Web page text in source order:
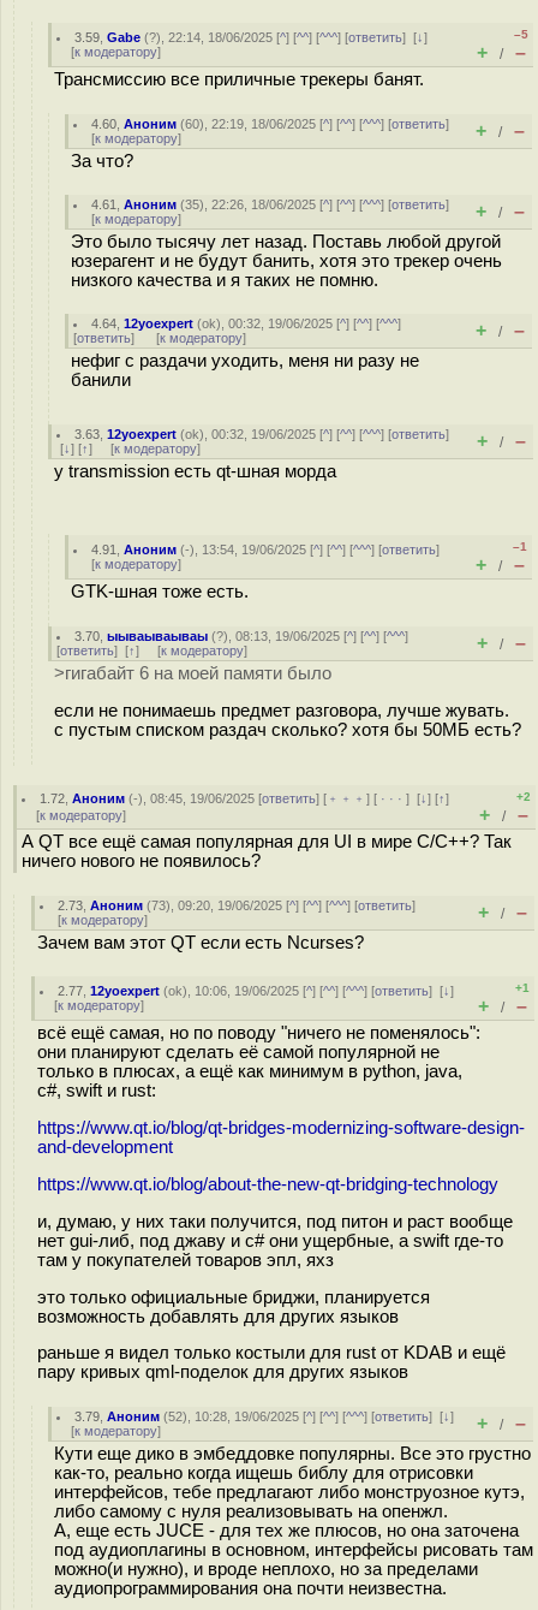
3.59 ,Gabe (?), 22:14, 18/06/2025 [^] [^^] [^^^] [ответить][↓]
[к модератору]
–5
+ / –
Трансмиссию все приличные трекеры банят.
4.60 ,Аноним (60), 22:19, 18/06/2025 [^] [^^] [^^^] [ответить]
[к модератору] + / –
За что?
4.61 ,Аноним (35), 22:26, 18/06/2025 [^] [^^] [^^^] [ответить]
[к модератору] + / –
Это было тысячу лет назад. Поставь любой другой
юзерагент и не будут банить, хотя это трекер очень
низкого качества и я таких не помню.
4.64 ,12yoexpert (ok), 00:32, 19/06/2025 [^] [^^] [^^^]
[ответить] [к модератору] + / –
нефиг с раздачи уходить, меня ни разу не
банили
3.63 ,12yoexpert (ok), 00:32, 19/06/2025 [^] [^^] [^^^] [ответить]
[↓] [↑] [к модератору] + / –
у transmission есть qt-шная морда
4.91 ,Аноним (-), 13:54, 19/06/2025 [^] [^^] [^^^] [ответить]
[к модератору]
–1
+ / –
GTK-шная тоже есть.
3.70 ,ыываываываы (?), 08:13, 19/06/2025 [^] [^^] [^^^]
[ответить] [↑] [к модератору] + / –
>гигабайт 6 на моей памяти было
если не понимаешь предмет разговора, лучше жувать.
с пустым списком раздач сколько? хотя бы 50МБ есть?
1.72 ,Аноним (-), 08:45, 19/06/2025 [ответить] [ ﹢﹢﹢] [ · · ·][↓] [↑]
[к модератору]
+2
+ / –
А QT все ещё самая популярная для UI в мире C/C++? Так
ничего нового не появилось?
2.73 ,Аноним (73), 09:20, 19/06/2025 [^] [^^] [^^^] [ответить]
[к модератору] + / –
Зачем вам этот QT если есть Ncurses?
2.77 ,12yoexpert (ok), 10:06, 19/06/2025 [^] [^^] [^^^] [ответить][↓]
[к модератору]
+1
+ / –
всё ещё самая, но по поводу "ничего не поменялось":
они планируют сделать её самой популярной не
только в плюсах, а ещё как минимум в python, java,
с#, swift и rust:
https://www.qt.io/blog/qt-bridges-modernizing-software-design-
and-development
https://www.qt.io/blog/about-the-new-qt-bridging-technology
и, думаю, у них таки получится, под питон и раст вообще
нет gui-либ, под джаву и c# они ущербные, а swift где-то
там у покупателей товаров эпл, яхз
это только официальные бриджи, планируется
возможность добавлять для других языков
раньше я видел только костыли для rust от KDAB и ещё
пару кривых qml-поделок для других языков
3.79 ,Аноним (52), 10:28, 19/06/2025 [^] [^^] [^^^] [ответить][↓]
[к модератору] + / –
Кути еще дико в эмбеддовке популярны. Все это грустно
как-то, реально когда ищешь библу для отрисовки
интерфейсов, тебе предлагают либо монструозное кутэ,
либо самому с нуля реализовывать на опенжл.
А, еще есть JUCE - для тех же плюсов, но она заточена
под аудиоплагины в основном, интерфейсы рисовать там
можно(и нужно), и вроде неплохо, но за пределами
аудиопрограммирования она почти неизвестна.